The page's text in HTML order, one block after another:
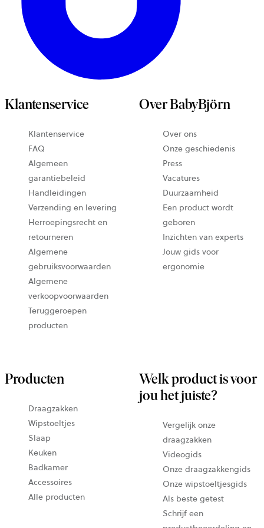
Klantenservice
Klantenservice
FAQ
Algemeen
garantiebeleid
Handleidingen
Verzending en levering
Herroepingsrecht en
retourneren
Algemene
gebruiksvoorwaarden
Algemene
verkoopvoorwaarden
Teruggeroepen
producten
Over BabyBjörn
Over ons
Onze geschiedenis
Press
Vacatures
Duurzaamheid
Een product wordt
geboren
Inzichten van experts
Jouw gids voor
ergonomie
Producten
Draagzakken
Wipstoeltjes
Slaap
Keuken
Badkamer
Accessoires
Alle producten
Welk product is voor
jou het juiste?
Vergelijk onze
draagzakken
Videogids
Onze draagzakkengids
Onze wipstoeltjesgids
Als beste getest
Schrijf een